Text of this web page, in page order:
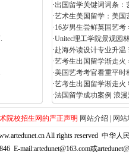
·出国留学关键词词条：
·艺术生美国留学：美国
·16岁男生尝鲜英国艺考
·Unitec理工学院景观园
·赴海外读设计专业升温
·艺考生出国留学渐走火
·美国艺考考官看重平时
·艺考生出国留学渐走火
·法国留学成功案例 浪
院校招生网的严正声明 网站介绍 网站
All rights reserved 中华人
E-mail:artedunet@163.com或